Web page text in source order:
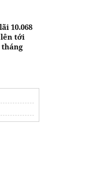
10.068
lên tới
tháng